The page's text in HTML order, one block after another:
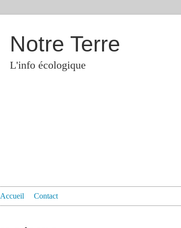
Notre Terre
L'info écologique
Accueil Contact